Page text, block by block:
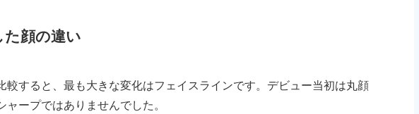
顔の違い
較すると、最も大きな変化はフェイスラインです。デビュー当初は丸顔
ープではありませんでした。